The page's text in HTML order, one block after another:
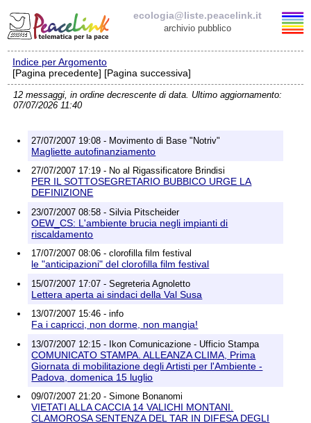
ecologia@liste.peacelink.it
archivio pubblico
Elenco delle liste
ecologia@liste.peacelink.it
Informativa sulla privacy
Richieste di rimozione
Indice per Argomento
[Pagina precedente] [Pagina successiva]
12 messaggi, in ordine decrescente di data. Ultimo aggiornamento:
07/07/2026 11:40
27/07/2007 19:08 - Movimento di Base "Notriv"
Magliette autofinanziamento
27/07/2007 17:19 - No al Rigassificatore Brindisi
PER IL SOTTOSEGRETARIO BUBBICO URGE LA
DEFINIZIONE
23/07/2007 08:58 - Silvia Pitscheider
OEW_CS: L'ambiente brucia negli impianti di
riscaldamento
17/07/2007 08:06 - clorofilla film festival
le "anticipazioni" del clorofilla film festival
15/07/2007 17:07 - Segreteria Agnoletto
Lettera aperta ai sindaci della Val Susa
13/07/2007 15:46 - info
Fa i capricci, non dorme, non mangia!
13/07/2007 12:15 - Ikon Comunicazione - Ufficio Stampa
COMUNICATO STAMPA. ALLEANZA CLIMA, Prima
Giornata di mobilitazione degli Artisti per l'Ambiente -
Padova, domenica 15 luglio
09/07/2007 21:20 - Simone Bonanomi
VIETATI ALLA CACCIA 14 VALICHI MONTANI.
CLAMOROSA SENTENZA DEL TAR IN DIFESA DEGLI